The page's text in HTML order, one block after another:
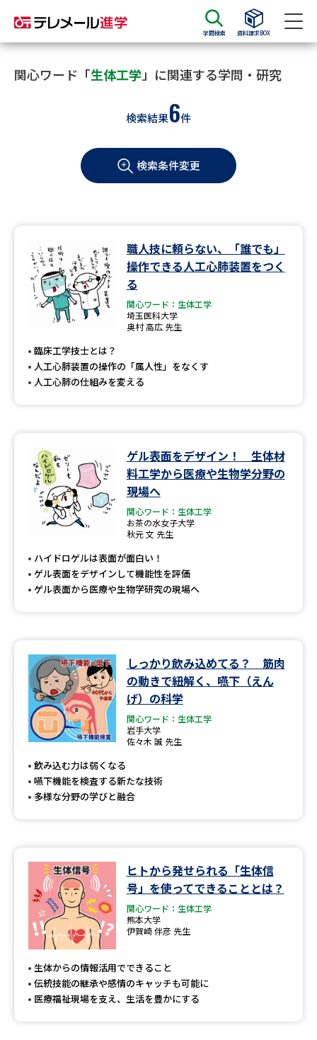
学問検索 資料請求BOX
資料請求 資料検索
大学・短大の資料種類から請求
学部・学科パンフ
過去問題集
大学・短大以外の資料から請求
専門学校の資料請求 大学院の資料請求
留学・進学関連、塾・予備校
内」の請求
大学入学共通テスト「受験上の
高等学校（情報）教員資格認定
大学研究
大学で学べる内容や特徴を調べる
データサイエンス特集 奨学金・特待生制度特集
デジタルパンフレット 進路の３択
新学年スタート号特集ページ
新学年スタート号特集ページ
（高2生用）
SELFBRAND特集ページ
来場型・Web型イベント特集 夢ナビライブ
受験準備
志望校・出願校を調べる
関心ワード「生体工学 」に関連する学問・研究
検索結果6件
検索条件変更
職人技に頼らない、「誰でも」
操作できる人工心肺装置をつく
る
関心ワード：生体工学
埼玉医科大学
奥村 高広 先生
臨床工学技士とは？
人工心肺装置の操作の「属人性」をなくす
人工心肺の仕組みを変える
ゲル表面をデザイン！ 生体材
料工学から医療や生物学分野の
現場へ
関心ワード：生体工学
お茶の水女子大学
秋元 文 先生
ハイドロゲルは表面が面白い！
ゲル表面をデザインして機能性を評価
ゲル表面から医療や生物学研究の現場へ
しっかり飲み込めてる？ 筋肉
の動きで紐解く、嚥下（えん
げ）の科学
関心ワード：生体工学
岩手大学
佐々木 誠 先生
飲み込む力は弱くなる
嚥下機能を検査する新たな技術
多様な分野の学びと融合
ヒトから発せられる「生体信
号」を使ってできることとは？
関心ワード：生体工学
熊本大学
伊賀崎 伴彦 先生
生体からの情報活用でできること
伝統技能の継承や感情のキャッチも可能に
医療福祉現場を支え、生活を豊かにする